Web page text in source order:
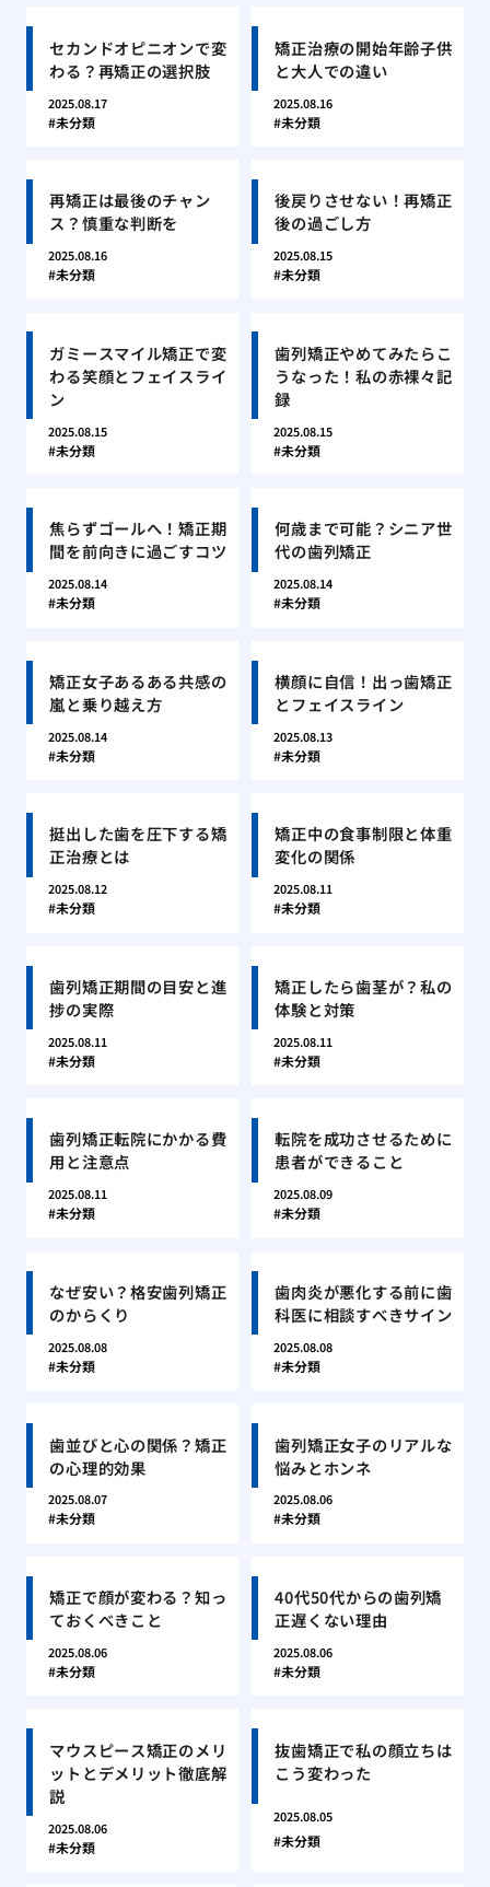
セカンドオピニオンで変
わる？再矯正の選択肢
2025.08.17
未分類
矯正治療の開始年齢子供
と大人での違い
2025.08.16
未分類
再矯正は最後のチャン
ス？慎重な判断を
2025.08.16
未分類
後戻りさせない！再矯正
後の過ごし方
2025.08.15
未分類
ガミースマイル矯正で変
わる笑顔とフェイスライ
ン
2025.08.15
未分類
歯列矯正やめてみたらこ
うなった！私の赤裸々記
録
2025.08.15
未分類
焦らずゴールへ！矯正期
間を前向きに過ごすコツ
2025.08.14
未分類
何歳まで可能？シニア世
代の歯列矯正
2025.08.14
未分類
矯正女子あるある共感の
嵐と乗り越え方
2025.08.14
未分類
横顔に自信！出っ歯矯正
とフェイスライン
2025.08.13
未分類
挺出した歯を圧下する矯
正治療とは
2025.08.12
未分類
矯正中の食事制限と体重
変化の関係
2025.08.11
未分類
歯列矯正期間の目安と進
捗の実際
2025.08.11
未分類
矯正したら歯茎が？私の
体験と対策
2025.08.11
未分類
歯列矯正転院にかかる費
用と注意点
2025.08.11
未分類
転院を成功させるために
患者ができること
2025.08.09
未分類
なぜ安い？格安歯列矯正
のからくり
2025.08.08
未分類
歯肉炎が悪化する前に歯
科医に相談すべきサイン
2025.08.08
未分類
歯並びと心の関係？矯正
の心理的効果
2025.08.07
未分類
歯列矯正女子のリアルな
悩みとホンネ
2025.08.06
未分類
矯正で顔が変わる？知っ
ておくべきこと
2025.08.06
未分類
40代50代からの歯列矯
正遅くない理由
2025.08.06
未分類
マウスピース矯正のメリ
ットとデメリット徹底解
説
2025.08.06
未分類
抜歯矯正で私の顔立ちは
こう変わった
2025.08.05
未分類